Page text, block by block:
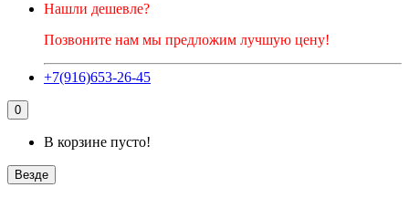
Нашли дешевле?
Позвоните нам мы предложим лучшую цену!
+7(916)653-26-45
0
В корзине пусто!
Везде